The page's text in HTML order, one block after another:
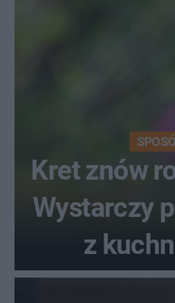
Kret znów
Wystarczy
z